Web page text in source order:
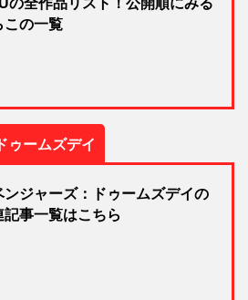
の全作品リスト！公開順にみる
この一覧
ームズデイ
ンジャーズ：ドゥームズデイの
記事一覧はこちら